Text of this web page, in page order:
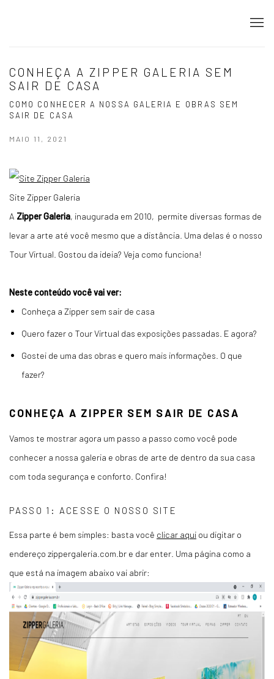
CONHEÇA A ZIPPER GALERIA SEM
SAIR DE CASA
COMO CONHECER A NOSSA GALERIA E OBRAS SEM
SAIR DE CASA
MAIO 11, 2021
Site Zipper Galeria
A Zipper Galeria, inaugurada em 2010, permite diversas formas de
levar a arte até você mesmo que a distância. Uma delas é o nosso
Tour Virtual. Gostou da ideia? Veja como funciona!
Neste conteúdo você vai ver:
Conheça a Zipper sem sair de casa
Quero fazer o Tour Virtual das exposições passadas. E agora?
Gostei de uma das obras e quero mais informações. O que
fazer?
CONHEÇA A ZIPPER SEM SAIR DE CASA
Vamos te mostrar agora um passo a passo como você pode
conhecer a nossa galeria e obras de arte de dentro da sua casa
com toda segurança e conforto. Confira!
PASSO 1: ACESSE O NOSSO SITE
Essa parte é bem simples: basta você clicar aqui ou digitar o
endereço zippergaleria.com.br e dar enter. Uma página como a
que está na imagem abaixo vai abrir: